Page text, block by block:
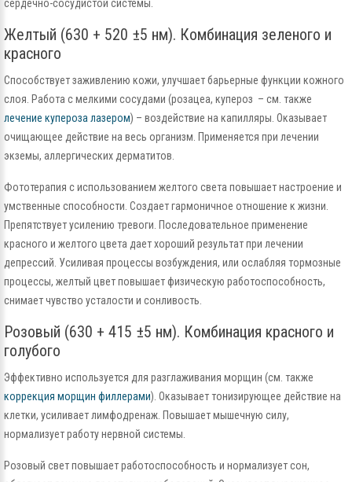
сердечно-сосудистой системы.
Желтый (630 + 520 ±5 нм). Комбинация зеленого и
красного
Способствует заживлению кожи, улучшает барьерные функции кожного
слоя. Работа с мелкими сосудами (розацеа, купероз – см. также
лечение купероза лазером) – воздействие на капилляры. Оказывает
очищающее действие на весь организм. Применяется при лечении
экземы, аллергических дерматитов.
Фототерапия с использованием желтого света повышает настроение и
умственные способности. Создает гармоничное отношение к жизни.
Препятствует усилению тревоги. Последовательное применение
красного и желтого цвета дает хороший результат при лечении
депрессий. Усиливая процессы возбуждения, или ослабляя тормозные
процессы, желтый цвет повышает физическую работоспособность,
снимает чувство усталости и сонливость.
Розовый (630 + 415 ±5 нм). Комбинация красного и
голубого
Эффективно используется для разглаживания морщин (см. также
коррекция морщин филлерами). Оказывает тонизирующее действие на
клетки, усиливает лимфодренаж. Повышает мышечную силу,
нормализует работу нервной системы.
Розовый свет повышает работоспособность и нормализует сон,